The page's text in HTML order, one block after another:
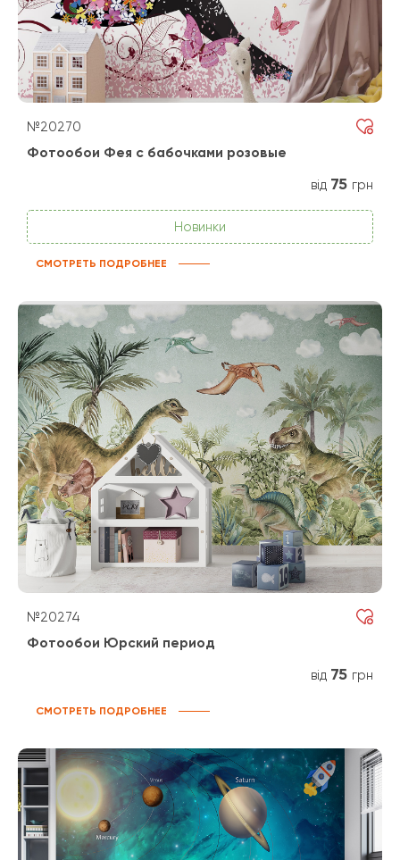
№20270
Фотообои Фея с бабочками розовые
від 75 грн
Новинки
СМОТРЕТЬ ПОДРОБНЕЕ
№20274
Фотообои Юрский период
від 75 грн
СМОТРЕТЬ ПОДРОБНЕЕ